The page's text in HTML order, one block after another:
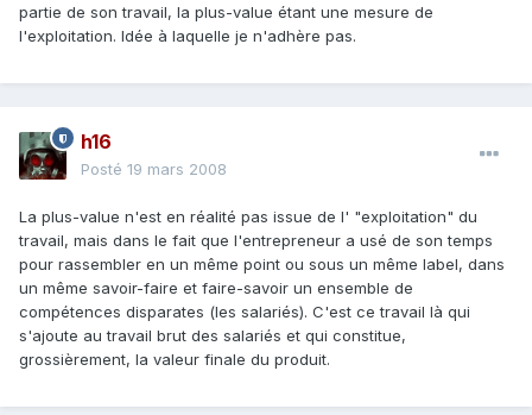
partie de son travail, la plus-value étant une mesure de
l'exploitation. Idée à laquelle je n'adhère pas.
h16
Posté 19 mars 2008
La plus-value n'est en réalité pas issue de l' "exploitation" du
travail, mais dans le fait que l'entrepreneur a usé de son temps
pour rassembler en un même point ou sous un même label, dans
un même savoir-faire et faire-savoir un ensemble de
compétences disparates (les salariés). C'est ce travail là qui
s'ajoute au travail brut des salariés et qui constitue,
grossièrement, la valeur finale du produit.